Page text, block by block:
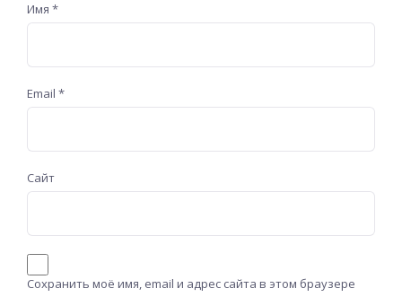
Имя *
Email *
Сайт
Сохранить моё имя, email и адрес сайта в этом браузере